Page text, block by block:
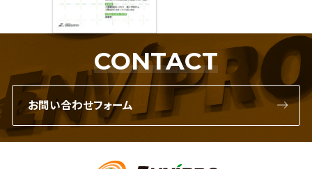
CONTACT
お問い合わせフォーム